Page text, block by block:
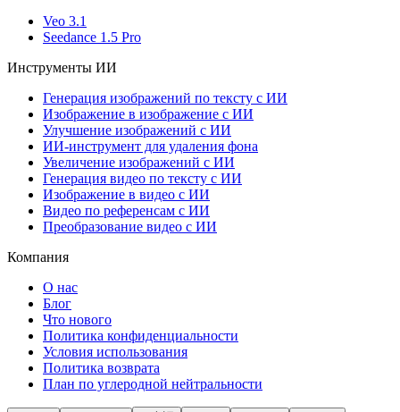
Veo 3.1
Seedance 1.5 Pro
Инструменты ИИ
Генерация изображений по тексту с ИИ
Изображение в изображение с ИИ
Улучшение изображений с ИИ
ИИ-инструмент для удаления фона
Увеличение изображений с ИИ
Генерация видео по тексту с ИИ
Изображение в видео с ИИ
Видео по референсам с ИИ
Преобразование видео с ИИ
Компания
О нас
Блог
Что нового
Политика конфиденциальности
Условия использования
Политика возврата
План по углеродной нейтральности